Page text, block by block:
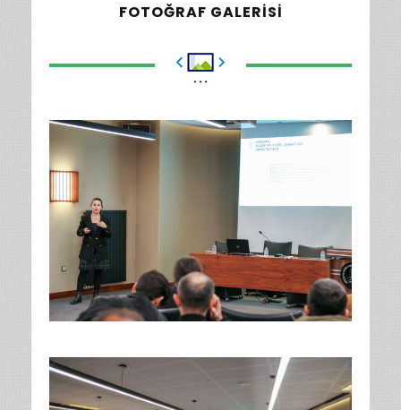
FOTOĞRAF GALERISI